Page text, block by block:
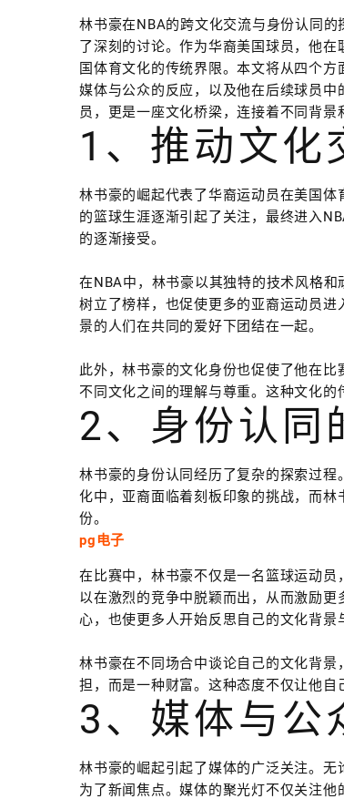
林书豪在NBA的跨文化交流与身份认同
了深刻的讨论。作为华裔美国球员，他
国体育文化的传统界限。本文将从四个方
媒体与公众的反应，以及他在后续球员
员，更是一座文化桥梁，连接着不同背景
1、推动文化
林书豪的崛起代表了华裔运动员在美国
的篮球生涯逐渐引起了关注，最终进入
的逐渐接受。
在NBA中，林书豪以其独特的技术风格
树立了榜样，也促使更多的亚裔运动员
景的人们在共同的爱好下团结在一起。
此外，林书豪的文化身份也促使了他在
不同文化之间的理解与尊重。这种文化的
2、身份认同
林书豪的身份认同经历了复杂的探索过
化中，亚裔面临着刻板印象的挑战，而
份。
pg电子
在比赛中，林书豪不仅是一名篮球运动
以在激烈的竞争中脱颖而出，从而激励
心，也使更多人开始反思自己的文化背景
林书豪在不同场合中谈论自己的文化背
担，而是一种财富。这种态度不仅让他自
3、媒体与公
林书豪的崛起引起了媒体的广泛关注。无
为了新闻焦点。媒体的聚光灯不仅关注他